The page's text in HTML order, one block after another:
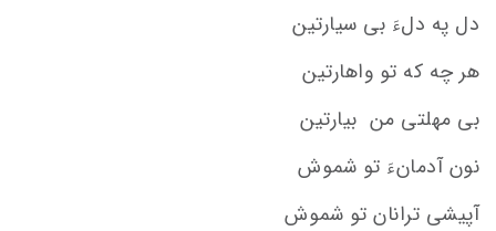
دل په دلءَ بی سیارتین
هر چه که تو واهارتین
بی مهلتی من بیارتین
نون آدمانءَ تو شموش
آپیشی ترانان تو شموش